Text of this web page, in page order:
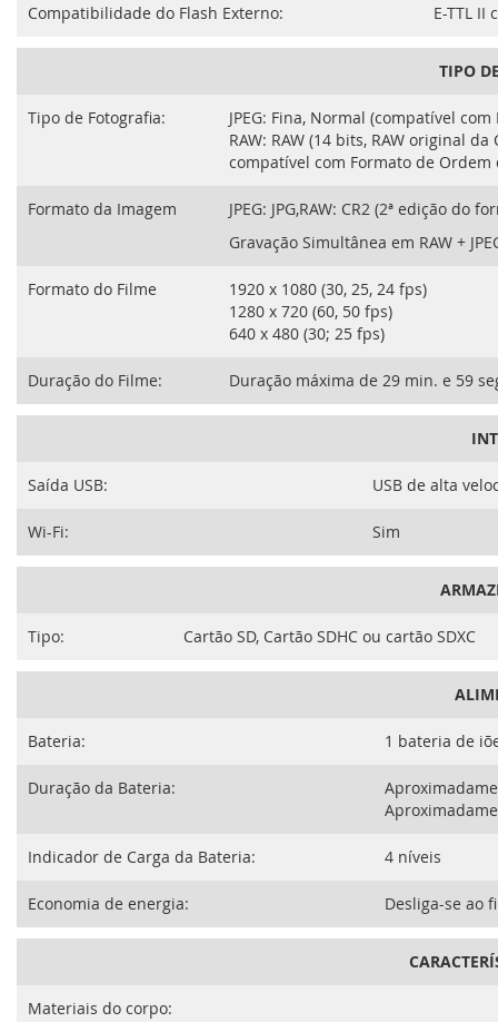
Compatibilidade do Flash Externo: E-TTL II
TIPO
Tipo de Fotografia:
JPEG: Fina, Normal (compatível
RAW: RAW (14 bits, RAW original da
compatível com Formato de Ordem
Formato da Imagem
JPEG: JPG,RAW: CR2 (2ª edição do
Gravação Simultânea em RAW +
Formato do Filme
1920 x 1080 (30, 25, 24 fps)
1280 x 720 (60, 50 fps)
640 x 480 (30; 25 fps)
Duração do Filme: Duração máxima de 29 min. e 59
Saída USB: USB de alta
Wi-Fi: Sim
Tipo: Cartão SD, Cartão SDHC ou cartão SDXC
Bateria: 1 bateria de
Duração da Bateria:
Indicador de Carga da Bateria: 4 níveis
Economia de energia: Desliga-se ao
Materiais do corpo: